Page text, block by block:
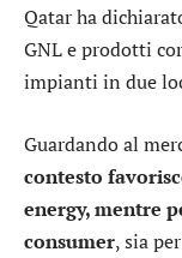
Qatar ha
GNL e prodotti
impianti in due
Guardando al
contesto
energy, mentre
consumer, sia